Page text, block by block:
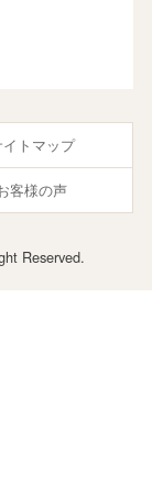
イトマップ
客様の声
Reserved.